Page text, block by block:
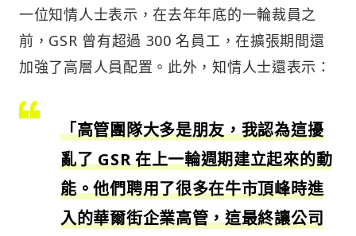
一位知情人士表示，在去年年底的一輪裁員之
前，GSR 曾有超過 300 名員工，在擴張期間還
加強了高層人員配置。此外，知情人士還表示：
「高管團隊大多是朋友，我認為這擾
亂了 GSR 在上一輪週期建立起來的動
能。他們聘用了很多在牛市頂峰時進
入的華爾街企業高管，這最終讓公司